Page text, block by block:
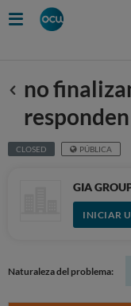
Anterior
no
CLOSED PÚBLICA
GIA
INICIAR
Naturaleza del problema: